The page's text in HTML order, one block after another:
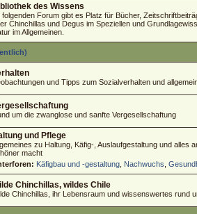
des Wissens
folgenden Forum gibt es Platz für Bücher,
Chinchillas und Degus im Speziellen und
im Allgemeinen.
und Tipps zum Sozialverhalten und
um die zwanglose und sanfte Vergesellschaftung
und Pflege
zu Haltung, Käfig-, Auslaufgestaltung und alles
macht
Käfigbau und -gestaltung Nachwuchs ,
Chinchillas, wildes Chile
Chinchillas, ihr Lebensraum und wissenswertes rund